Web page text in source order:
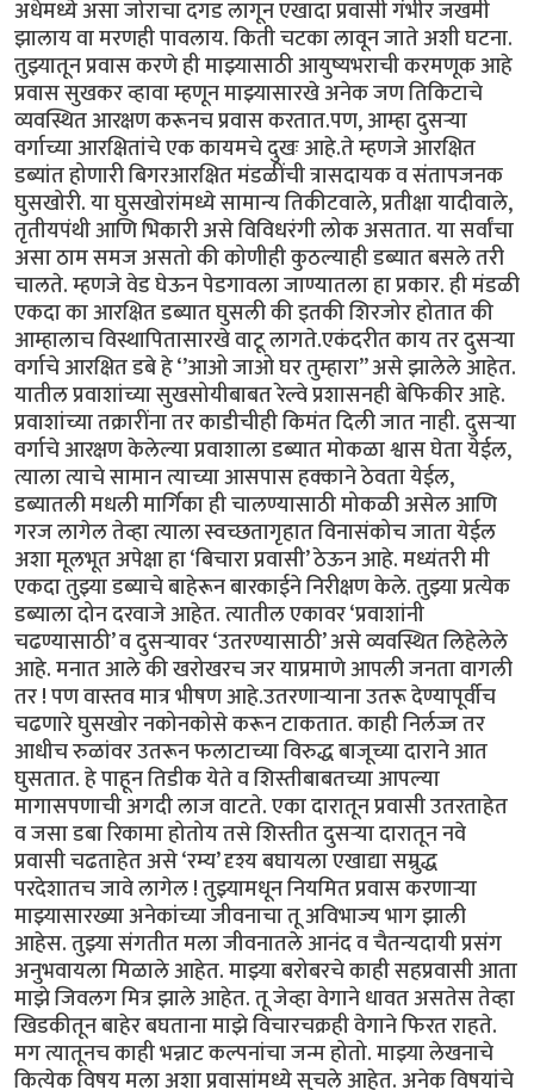
अधेमध्ये असा जोराचा दगड लागून एखादा प्रवासी गंभीर जखमी
झालाय वा मरणही पावलाय. किती चटका लावून जाते अशी घटना.
तुझ्यातून प्रवास करणे ही माझ्यासाठी आयुष्यभराची करमणूक आहे
प्रवास सुखकर व्हावा म्हणून माझ्यासारखे अनेक जण तिकिटाचे
व्यवस्थित आरक्षण करूनच प्रवास करतात.पण, आम्हा दुसऱ्या
वर्गाच्या आरक्षितांचे एक कायमचे दुखः आहे.ते म्हणजे आरक्षित
डब्यांत होणारी बिगरआरक्षित मंडळींची त्रासदायक व संतापजनक
घुसखोरी. या घुसखोरांमध्ये सामान्य तिकीटवाले, प्रतीक्षा यादीवाले,
तृतीयपंथी आणि भिकारी असे विविधरंगी लोक असतात. या सर्वांचा
असा ठाम समज असतो की कोणीही कुठल्याही डब्यात बसले तरी
चालते. म्हणजे वेड घेऊन पेडगावला जाण्यातला हा प्रकार. ही मंडळी
एकदा का आरक्षित डब्यात घुसली की इतकी शिरजोर होतात की
आम्हालाच विस्थापितासारखे वाटू लागते.एकंदरीत काय तर दुसऱ्या
वर्गाचे आरक्षित डबे हे ‘’आओ जाओ घर तुम्हारा’’ असे झालेले आहेत.
यातील प्रवाशांच्या सुखसोयीबाबत रेल्वे प्रशासनही बेफिकीर आहे.
प्रवाशांच्या तक्रारींना तर काडीचीही किमंत दिली जात नाही. दुसऱ्या
वर्गाचे आरक्षण केलेल्या प्रवाशाला डब्यात मोकळा श्वास घेता येईल,
त्याला त्याचे सामान त्याच्या आसपास हक्काने ठेवता येईल,
डब्यातली मधली मार्गिका ही चालण्यासाठी मोकळी असेल आणि
गरज लागेल तेव्हा त्याला स्वच्छतागृहात विनासंकोच जाता येईल
अशा मूलभूत अपेक्षा हा ‘बिचारा प्रवासी’ ठेऊन आहे. मध्यंतरी मी
एकदा तुझ्या डब्याचे बाहेरून बारकाईने निरीक्षण केले. तुझ्या प्रत्येक
डब्याला दोन दरवाजे आहेत. त्यातील एकावर ‘प्रवाशांनी
चढण्यासाठी’ व दुसऱ्यावर ‘उतरण्यासाठी’ असे व्यवस्थित लिहेलेले
आहे. मनात आले की खरोखरच जर याप्रमाणे आपली जनता वागली
तर ! पण वास्तव मात्र भीषण आहे.उतरणाऱ्याना उतरू देण्यापूर्वीच
चढणारे घुसखोर नकोनकोसे करून टाकतात. काही निर्लज्ज तर
आधीच रुळांवर उतरून फलाटाच्या विरुद्ध बाजूच्या दाराने आत
घुसतात. हे पाहून तिडीक येते व शिस्तीबाबतच्या आपल्या
मागासपणाची अगदी लाज वाटते. एका दारातून प्रवासी उतरताहेत
व जसा डबा रिकामा होतोय तसे शिस्तीत दुसऱ्या दारातून नवे
प्रवासी चढताहेत असे ‘रम्य’ दृश्य बघायला एखाद्या सम्रुद्ध
परदेशातच जावे लागेल ! तुझ्यामधून नियमित प्रवास करणाऱ्या
माझ्यासारख्या अनेकांच्या जीवनाचा तू अविभाज्य भाग झाली
आहेस. तुझ्या संगतीत मला जीवनातले आनंद व चैतन्यदायी प्रसंग
अनुभवायला मिळाले आहेत. माझ्या बरोबरचे काही सहप्रवासी आता
माझे जिवलग मित्र झाले आहेत. तू जेव्हा वेगाने धावत असतेस तेव्हा
खिडकीतून बाहेर बघताना माझे विचारचक्रही वेगाने फिरत राहते.
मग त्यातूनच काही भन्नाट कल्पनांचा जन्म होतो. माझ्या लेखनाचे
कित्येक विषय मला अशा प्रवासांमध्ये सुचले आहेत. अनेक विषयांचे